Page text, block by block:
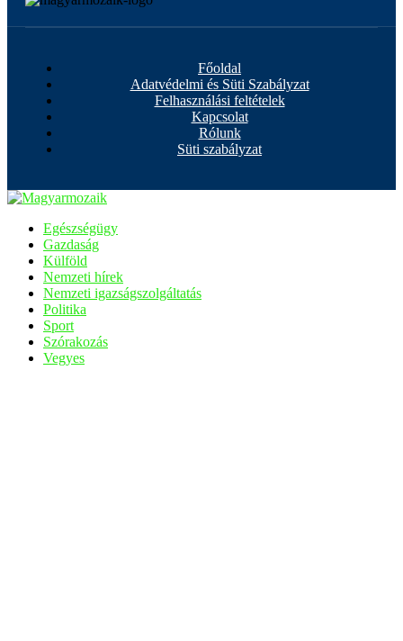
Főoldal
Adatvédelmi és Süti Szabályzat
Felhasználási feltételek
Kapcsolat
Rólunk
Süti szabályzat
Egészségügy
Gazdaság
Külföld
Nemzeti hírek
Nemzeti igazságszolgáltatás
Politika
Sport
Szórakozás
Vegyes